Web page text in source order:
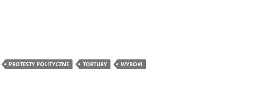
PROTESTY POLITYCZNE TORTURY WYROKI